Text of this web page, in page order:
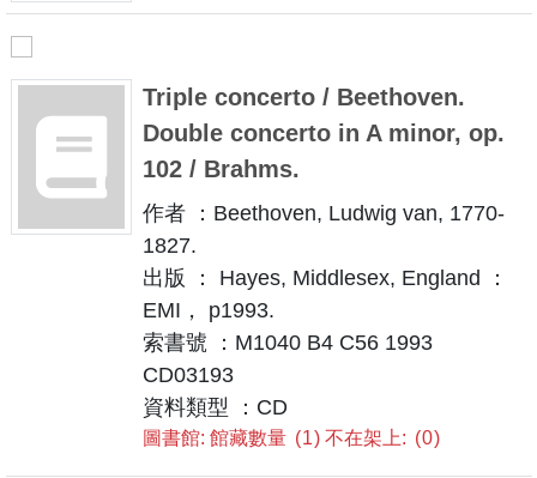
Triple concerto / Beethoven.
Double concerto in A minor, op.
102 / Brahms.
作者 ：Beethoven, Ludwig van, 1770-
1827.
出版 ： Hayes, Middlesex, England ：
EMI， p1993.
索書號 ：M1040 B4 C56 1993
CD03193
資料類型 ：CD
圖書館: 館藏數量 1 不在架上: 0